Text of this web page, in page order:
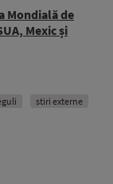
Mondială de
Mexic și
stiri externe